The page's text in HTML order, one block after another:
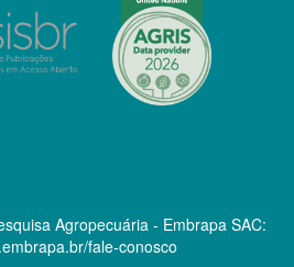
Agropecuária - Embrapa SAC:
fale-conosco